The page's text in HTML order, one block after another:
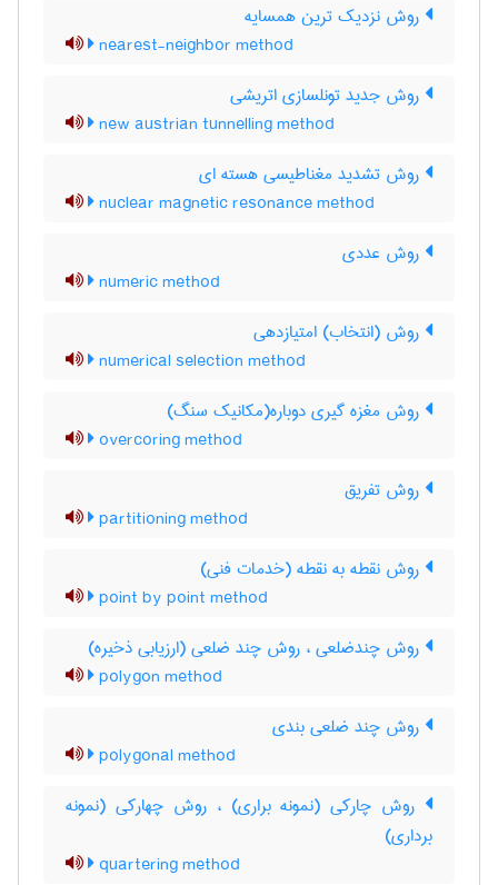
روش نزدیک ترین همسایه
nearest-neighbor method
روش جدید تونلسازی اتریشی
new austrian tunnelling method
روش تشدید مغناطیسی هسته ای
nuclear magnetic resonance method
روش عددی
numeric method
روش (انتخاب) امتیازدهی
numerical selection method
روش مغزه گیری دوباره(مکانیک سنگ)
overcoring method
روش تفریق
partitioning method
روش نقطه به نقطه (خدمات فنی)
point by point method
روش چندضلعی ، روش چند ضلعی (ارزیابی ذخیره)
polygon method
روش چند ضلعی بندی
polygonal method
روش چارکی (نمونه براری) ، روش چهارکی (نمونه
برداری)
quartering method